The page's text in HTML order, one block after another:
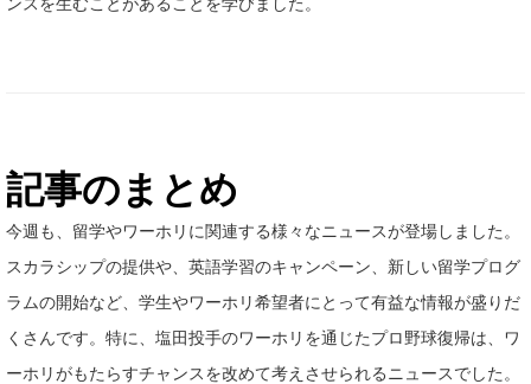
記事のまとめ
今週も、留学やワーホリに関連する様々なニュースが登場しました。
スカラシップの提供や、英語学習のキャンペーン、新しい留学プログ
ラムの開始など、学生やワーホリ希望者にとって有益な情報が盛りだ
くさんです。特に、塩田投手のワーホリを通じたプロ野球復帰は、ワ
ーホリがもたらすチャンスを改めて考えさせられるニュースでした。